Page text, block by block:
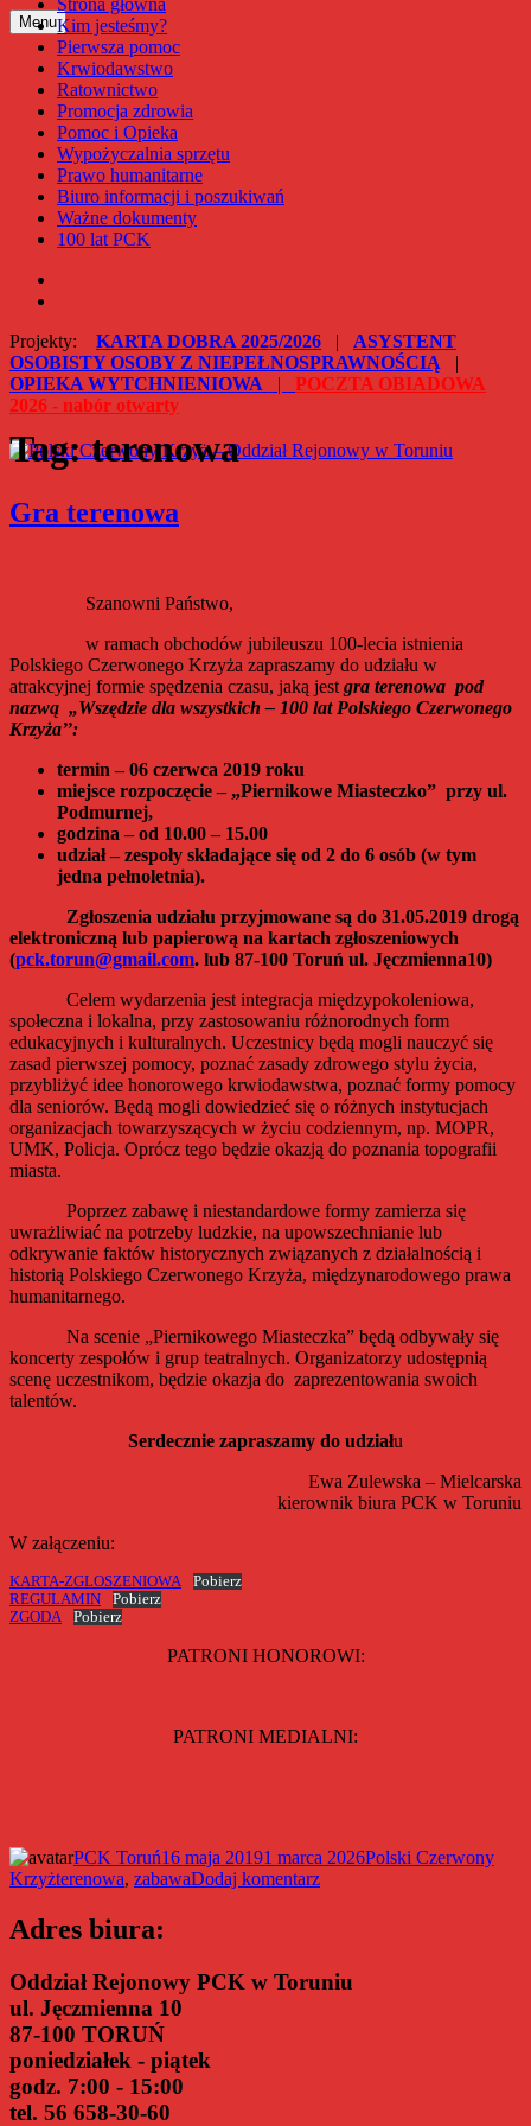
Przejdź
do
Polski Czerwony Krzyż – Oddział Rejonowy w Toruniu
Menu
Strona główna
Kim jesteśmy?
Pierwsza pomoc
Krwiodawstwo
Ratownictwo
Promocja zdrowia
Pomoc i Opieka
Wypożyczalnia sprzętu
Prawo humanitarne
Biuro informacji i poszukiwań
Ważne dokumenty
100 lat PCK
Projekty: KARTA DOBRA 2025/2026 | ASYSTENT
OSOBISTY OSOBY Z NIEPEŁNOSPRAWNOŚCIĄ |
OPIEKA WYTCHNIENIOWA | POCZTA OBIADOWA
2026 - nabór otwarty
Tag:terenowa
Gra terenowa
Szanowni Państwo,
w ramach obchodów jubileuszu 100-lecia istnienia
Polskiego Czerwonego Krzyża zapraszamy do udziału w
atrakcyjnej formie spędzenia czasu, jaką jest gra terenowa pod
nazwą „Wszędzie dla wszystkich – 100 lat Polskiego Czerwonego
Krzyża’’:
termin – 06 czerwca 2019 roku
miejsce rozpoczęcie – „Piernikowe Miasteczko” przy ul.
Podmurnej,
godzina – od 10.00 – 15.00
udział – zespoły składające się od 2 do 6 osób (w tym
jedna pełnoletnia).
Zgłoszenia udziału przyjmowane są do 31.05.2019 drogą
elektroniczną lub papierową na kartach zgłoszeniowych
(pck.torun@gmail.com. lub 87-100 Toruń ul. Jęczmienna10)
Celem wydarzenia jest integracja międzypokoleniowa,
społeczna i lokalna, przy zastosowaniu różnorodnych form
edukacyjnych i kulturalnych. Uczestnicy będą mogli nauczyć się
zasad pierwszej pomocy, poznać zasady zdrowego stylu życia,
przybliżyć idee honorowego krwiodawstwa, poznać formy pomocy
dla seniorów. Będą mogli dowiedzieć się o różnych instytucjach
organizacjach towarzyszących w życiu codziennym, np. MOPR,
UMK, Policja. Oprócz tego będzie okazją do poznania topografii
miasta.
Poprzez zabawę i niestandardowe formy zamierza się
uwrażliwiać na potrzeby ludzkie, na upowszechnianie lub
odkrywanie faktów historycznych związanych z działalnością i
historią Polskiego Czerwonego Krzyża, międzynarodowego prawa
humanitarnego.
Na scenie „Piernikowego Miasteczka” będą odbywały się
koncerty zespołów i grup teatralnych. Organizatorzy udostępnią
scenę uczestnikom, będzie okazja do zaprezentowania swoich
talentów.
Serdecznie zapraszamy do udziału
Ewa Zulewska – Mielcarska
kierownik biura PCK w Toruniu
W załączeniu:
KARTA-ZGLOSZENIOWA
Pobierz
REGULAMIN
Pobierz
ZGODA
Pobierz
PATRONI HONOROWI:
PATRONI MEDIALNI:
Autor
PCK ToruńData
publikacji
16 maja 20191 marca 2026Kategorie
Polski Czerwony
KrzyżTagi
terenowa, zabawaDodaj komentarzdo
Adres biura:
Oddział Rejonowy PCK w Toruniu
ul. Jęczmienna 10
87-100 TORUŃ
poniedziałek - piątek
godz. 7:00 - 15:00
tel. 56 658-30-60